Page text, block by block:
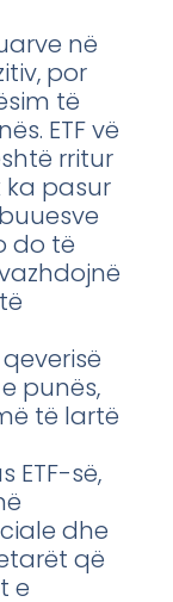
në
por
të
ETF vë
rritur
ka pasur
do të
punës,
të lartë
ETF-së,
dhe
që
e